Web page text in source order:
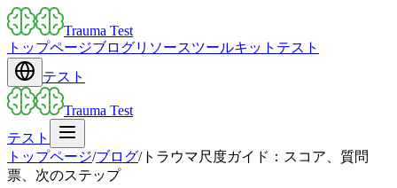
Trauma Test
トップページブログリソースツールキット テスト
テスト
Trauma Test
テスト
トップページ/ブログ/トラウマ尺度ガイド：スコア、質問
票、次のステップ